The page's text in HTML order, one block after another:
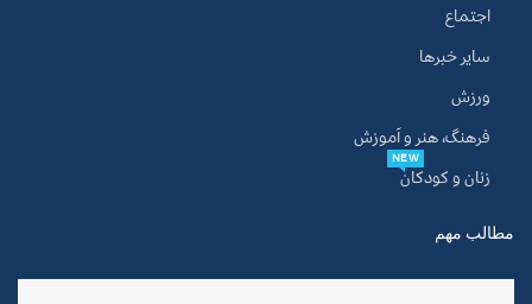
اجتماع
سایر خبرها
ورزش
فرهنگ، هنر و آموزش
زنان و کودکان
NEW
مطالب مهم